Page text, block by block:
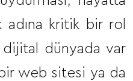
adına kritik bir rol
dijital dünyada var
web sitesi ya da